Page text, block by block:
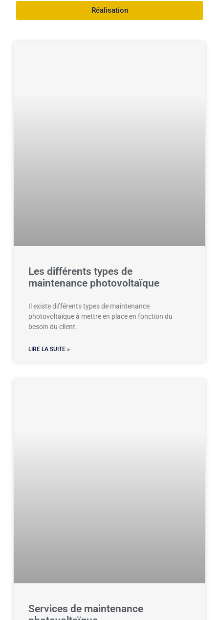
Réalisation
Les différents types de
maintenance photovoltaïque
Il existe différents types de maintenance
photovoltaïque à mettre en place en fonction du
besoin du client.
LIRE LA SUITE »
Services de maintenance